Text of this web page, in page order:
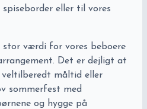
eller til vores
værdi for vores beboere
Det er dejligt at
måltid eller
sommerfest med
og hygge på